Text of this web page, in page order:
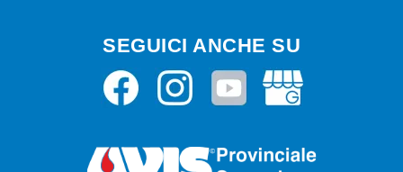
SEGUICI ANCHE SU